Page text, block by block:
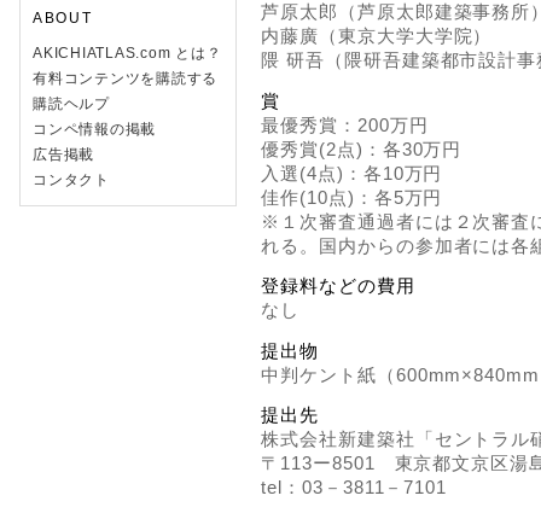
ABOUT
AKICHIATLAS.com とは？
有料コンテンツを購読する
購読ヘルプ
コンペ情報の掲載
広告掲載
コンタクト
芦原太郎（芦原太郎建築事務所
内藤廣（東京大学大学院）
隈 研吾（隈研吾建築都市設計事
賞
最優秀賞：200万円
優秀賞(2点)：各30万円
入選(4点)：各10万円
佳作(10点)：各5万円
※１次審査通過者には２次審査
れる。国内からの参加者には各
登録料などの費用
なし
提出物
中判ケント紙（
提出先
株式会社新建築社「セントラル
〒113ー8501 東京都文京区湯
tel：03－3811－7101